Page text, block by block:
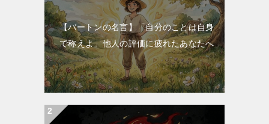
【バートンの名言】「自分のことは自身
で称えよ」他人の評価に疲れたあなたへ